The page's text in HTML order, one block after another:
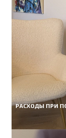
РАСХОДЫ ПРИ